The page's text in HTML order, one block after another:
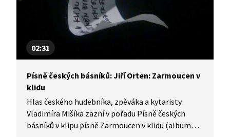
02:31
Písně českých básníků: Jiří Orten: Zarmoucen v
klidu
Hlas českého hudebníka, zpěváka a kytaristy
Vladimíra Mišíka zazní v pořadu Písně českých
básníků v klipu písně Zarmoucen v klidu (album